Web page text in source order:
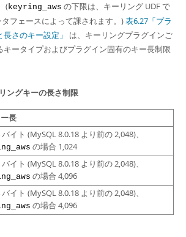
(keyring_aws の下限は、キーリング UDF で
タフェースによって課されます。)表6.27「プラ
さのキー設定」
は、キーリングプラグインご
キータイプおよびプラグイン固有のキー長制限
ングキーの長さ制限
長
バイト (MySQL 8.0.18 より前の 2,048)、
の場合 1,024
バイト (MySQL 8.0.18 より前の 2,048)、
の場合 4,096
バイト (MySQL 8.0.18 より前の 2,048)、
の場合 4,096